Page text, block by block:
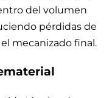
del volumen
pérdidas de
mecanizado final.